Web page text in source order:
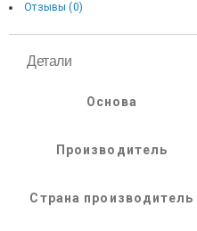
Отзывы (0)
Детали
Основа
Производитель
Страна производитель